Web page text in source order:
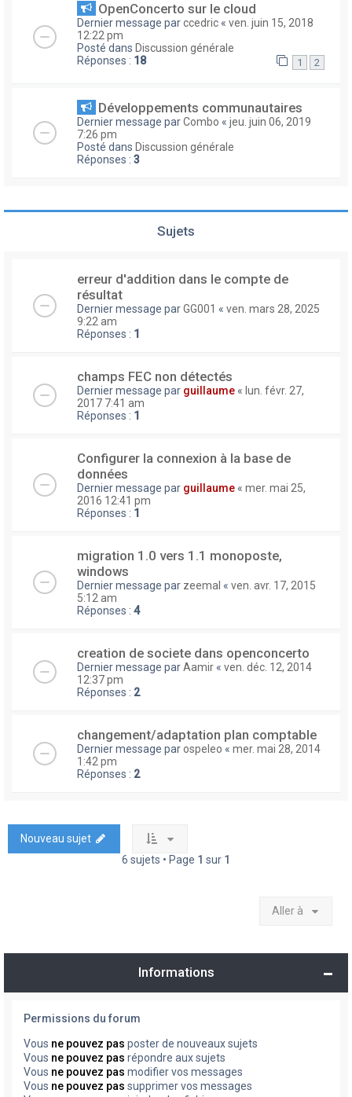
OpenConcerto sur le cloud
Dernier message parccedric « ven. juin 15, 2018
12:22 pm
Posté dans Discussion générale
Réponses : 18 1 2
Développements communautaires
Dernier message parCombo « jeu. juin 06, 2019
7:26 pm
Posté dans Discussion générale
Réponses : 3
Sujets
erreur d'addition dans le compte de
résultat
Dernier message parGG001 « ven. mars 28, 2025
9:22 am
Réponses : 1
champs FEC non détectés
Dernier message par guillaume « lun. févr. 27,
2017 7:41 am
Réponses : 1
Configurer la connexion à la base de
données
Dernier message par guillaume « mer. mai 25,
2016 12:41 pm
Réponses : 1
migration 1.0 vers 1.1 monoposte,
windows
Dernier message par zeemal « ven. avr. 17, 2015
5:12 am
Réponses : 4
creation de societe dans openconcerto
Dernier message parAamir « ven. déc. 12, 2014
12:37 pm
Réponses : 2
changement/adaptation plan comptable
Dernier message parospeleo « mer. mai 28, 2014
1:42 pm
Réponses : 2
Nouveau sujet
6 sujets • Page 1 sur 1
Aller à
Informations
Permissions du forum
Vous ne pouvez pas poster de nouveaux sujets
Vous ne pouvez pas répondre aux sujets
Vous ne pouvez pas modifier vos messages
Vous ne pouvez pas supprimer vos messages